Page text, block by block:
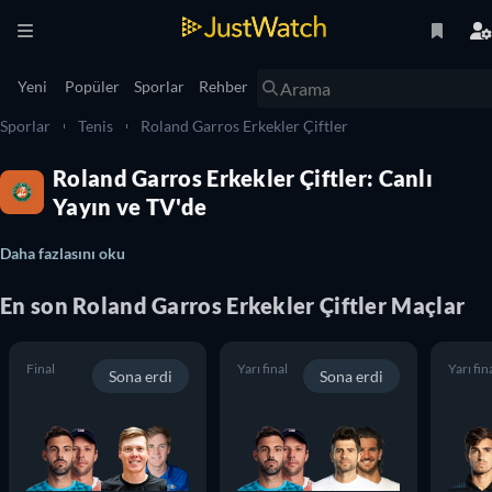
Yeni Popüler Sporlar Rehber
Sporlar Tenis Roland Garros Erkekler Çiftler
Roland Garros Erkekler Çiftler: Canlı
Yayın ve TV'de
Daha fazlasını oku
En son Roland Garros Erkekler Çiftler Maçlar
Final Sona erdi Yarı final Sona erdi Yarı